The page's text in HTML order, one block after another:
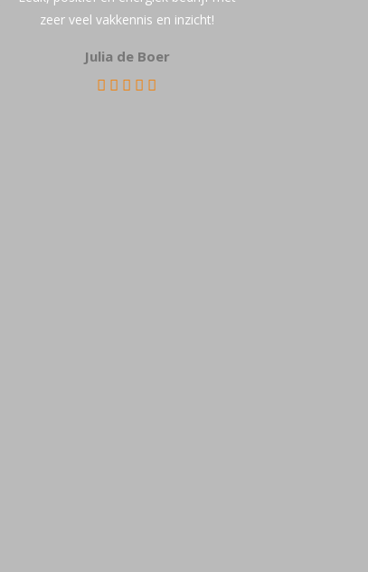
zeer veel vakkennis en inzicht!
Julia de Boer